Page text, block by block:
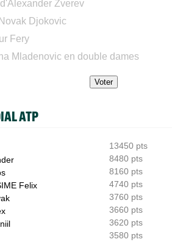
de France U18 sacrée championne
son père : "J’ai été trop patient..."
joueurs au Masters 1000 de Montréal ?
et les résultats de ce jeudi 6 août 2026
peux être performant tout au long de
d'Alexander Zverev
Djokovic
Fery
Mladenovic en double dames
ATP
13450 pts
8480 pts
8160 pts
Felix
4740 pts
3760 pts
3660 pts
3620 pts
3580 pts